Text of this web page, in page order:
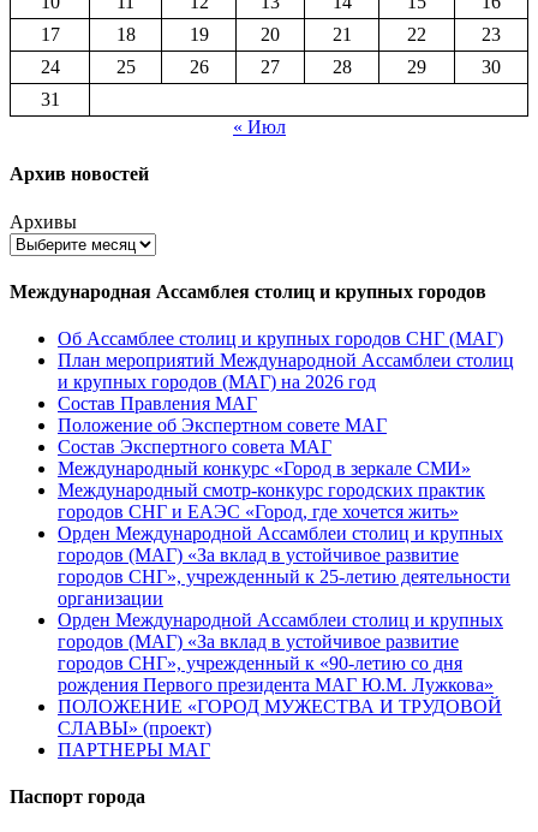
17
18 19 20 21 22
23
24
25 26 27 28 29
30
31
« Июл
Архив новостей
Архивы
Международная Ассамблея столиц и крупных городов
Об Ассамблее столиц и крупных городов СНГ (МАГ)
План мероприятий Международной Ассамблеи столиц
и крупных городов (МАГ) на 2026 год
Состав Правления МАГ
Положение об Экспертном совете МАГ
Состав Экспертного совета МАГ
Международный конкурс «Город в зеркале СМИ»
Международный смотр-конкурс городских практик
городов СНГ и ЕАЭС «Город, где хочется жить»
Орден Международной Ассамблеи столиц и крупных
городов (МАГ) «За вклад в устойчивое развитие
городов СНГ», учрежденный к 25-летию деятельности
организации
Орден Международной Ассамблеи столиц и крупных
городов (МАГ) «За вклад в устойчивое развитие
городов СНГ», учрежденный к «90-летию со дня
рождения Первого президента МАГ Ю.М. Лужкова»
ПОЛОЖЕНИЕ «ГОРОД МУЖЕСТВА И ТРУДОВОЙ
СЛАВЫ» (проект)
ПАРТНЕРЫ МАГ
Паспорт города